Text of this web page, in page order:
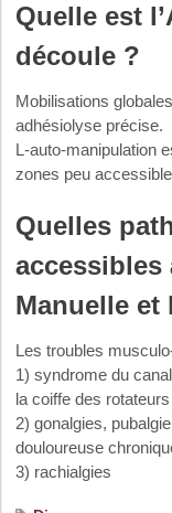
Quelle est
découle ?
Mobilisations
adhésiolyse précise.
L-auto-manipulation
zones peu
Quelles
accessibles
Manuelle et
Les troubles
1) syndrome du
la coiffe des rotateurs
2) gonalgies,
douloureuse
3) rachialgies